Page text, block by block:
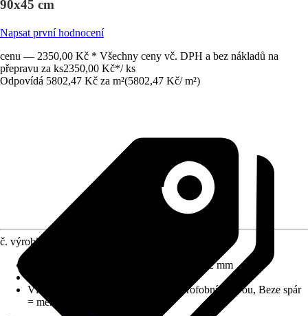
90x45 cm
Napsat první hodnocení
cenu — 2350,00 Kč * Všechny ceny vč. DPH a bez nákladů na
přepravu za ks2350,00 Kč*/ ks
Odpovídá 5802,47 Kč za m²(5802,47 Kč/ m²)
č. výrobku
900 mm x 450 mm x 2 mm
Vlastnosti
Hygienický povrch s hydrofobní vrstvou, Beze spár
= méně čištění